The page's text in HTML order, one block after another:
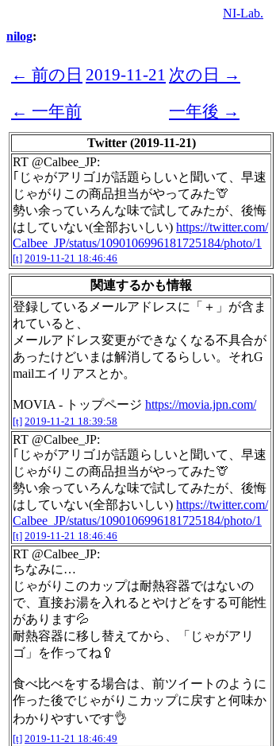
NI-Lab.
nilog:
← 前の日 2019-11-21 次の日 →
← 一年前
一年後 →
Twitter (2019-11-21)
RT @Calbee_JP:
｢じゃがアリゴ｣が話題らしいと聞いて、早速
じゃがりこの商品担当がやってみた🦒
勢い余っていろんな味で試してみたが、後悔
はしていない(全部おいしい) https://twitter.com/
Calbee_JP/status/1090106996181725184/photo/1
[t] 2019-11-21 18:46:46
関連するかも情報
登録しているメールアドレスに「＋」が含ま
れていると、
メールアドレス変更ができなくなる不具合が
あったけどいまは解消してるらしい。それG
mailエイリアスとか。
MOVIA - トップページ https://movia.jpn.com/
[t] 2019-11-21 18:39:58
RT @Calbee_JP:
｢じゃがアリゴ｣が話題らしいと聞いて、早速
じゃがりこの商品担当がやってみた🦒
勢い余っていろんな味で試してみたが、後悔
はしていない(全部おいしい) https://twitter.com/
Calbee_JP/status/1090106996181725184/photo/1
[t] 2019-11-21 18:46:46
RT @Calbee_JP:
ちなみに…
じゃがりこのカップは耐熱容器ではないの
で、直接お湯を入れるとやけどをする可能性
があります💦
耐熱容器に移し替えてから、「じゃがアリ
ゴ」を作ってね🥄
食べ比べをする場合は、前ツイートのように
作った後でじゃがりこカップに戻すと何味か
わかりやすいです👌
[t] 2019-11-21 18:46:49